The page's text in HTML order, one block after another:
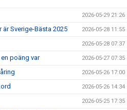
2026-05-29 21:26
Sverige-Bästa 2025 2026-05-28 11:55
2026-05-28 07:37
poäng var 2026-05-27 07:35
2026-05-26 17:00
2026-05-26 14:34
2026-05-25 17:35